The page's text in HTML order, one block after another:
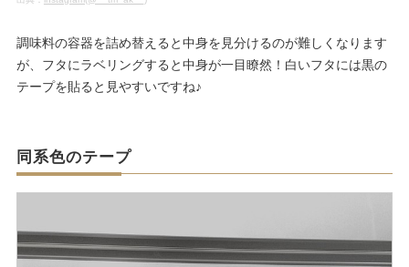
調味料の容器を詰め替えると中身を見分けるのが難しくなります
が、フタにラベリングすると中身が一目瞭然！白いフタには黒の
テープを貼ると見やすいですね♪
同系色のテープ